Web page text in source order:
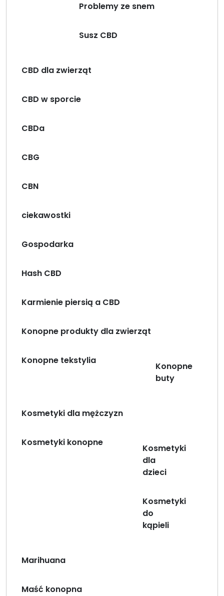
Problemy ze snem
Susz CBD
CBD dla zwierząt
CBD w sporcie
CBDa
CBG
CBN
ciekawostki
Gospodarka
Hash CBD
Karmienie piersią a CBD
Konopne produkty dla zwierząt
Konopne tekstylia
Konopne
buty
Kosmetyki dla mężczyzn
Kosmetyki konopne
Kosmetyki
dla
dzieci
Kosmetyki
do
kąpieli
Marihuana
Maść konopna